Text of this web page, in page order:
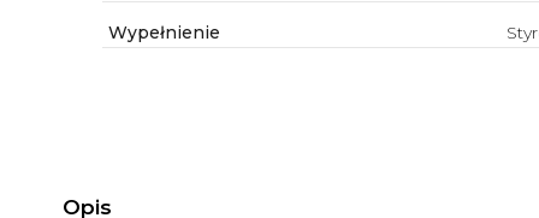
Wypełnienie
Opis